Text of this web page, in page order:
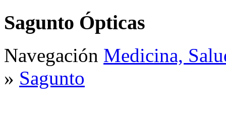
Sagunto Ópticas
Navegación Medicina,
» Sagunto